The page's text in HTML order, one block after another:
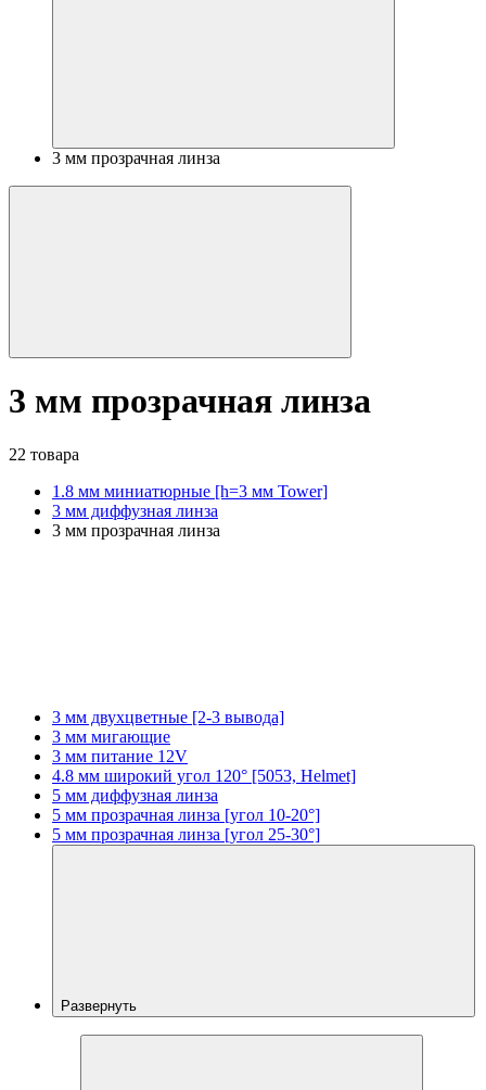
3 мм прозрачная линза
3 мм прозрачная линза
22 товара
1.8 мм миниатюрные [h=3 мм Tower]
3 мм диффузная линза
3 мм прозрачная линза
3 мм двухцветные [2-3 вывода]
3 мм мигающие
3 мм питание 12V
4.8 мм широкий угол 120° [5053, Helmet]
5 мм диффузная линза
5 мм прозрачная линза [угол 10-20°]
5 мм прозрачная линза [угол 25-30°]
Развернуть